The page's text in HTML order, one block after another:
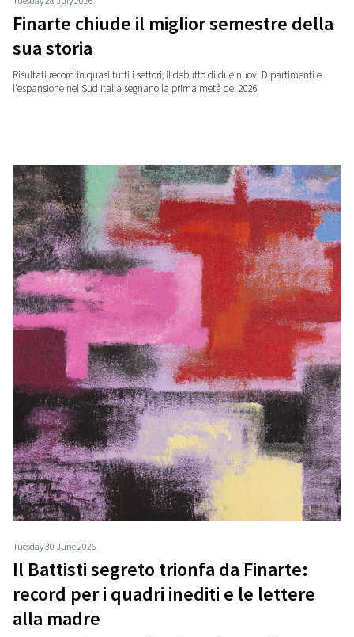
Finarte chiude il miglior semestre della
sua storia
Risultati record in quasi tutti i settori, il debutto di due nuovi Dipartimenti e
l'espansione nel Sud Italia segnano la prima metà del 2026
Tuesday 30 June 2026
Il Battisti segreto trionfa da Finarte:
record per i quadri inediti e le lettere
alla madre